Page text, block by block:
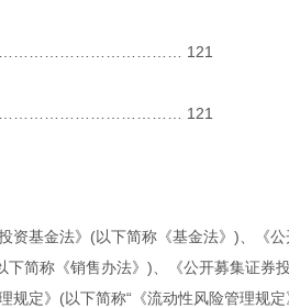
…………………………………… 121
121
资基金法》(以下简称《基金法》)、《
简称《销售办法》)、《公开募集证
规定》(以下简称“《流动性风险管理规